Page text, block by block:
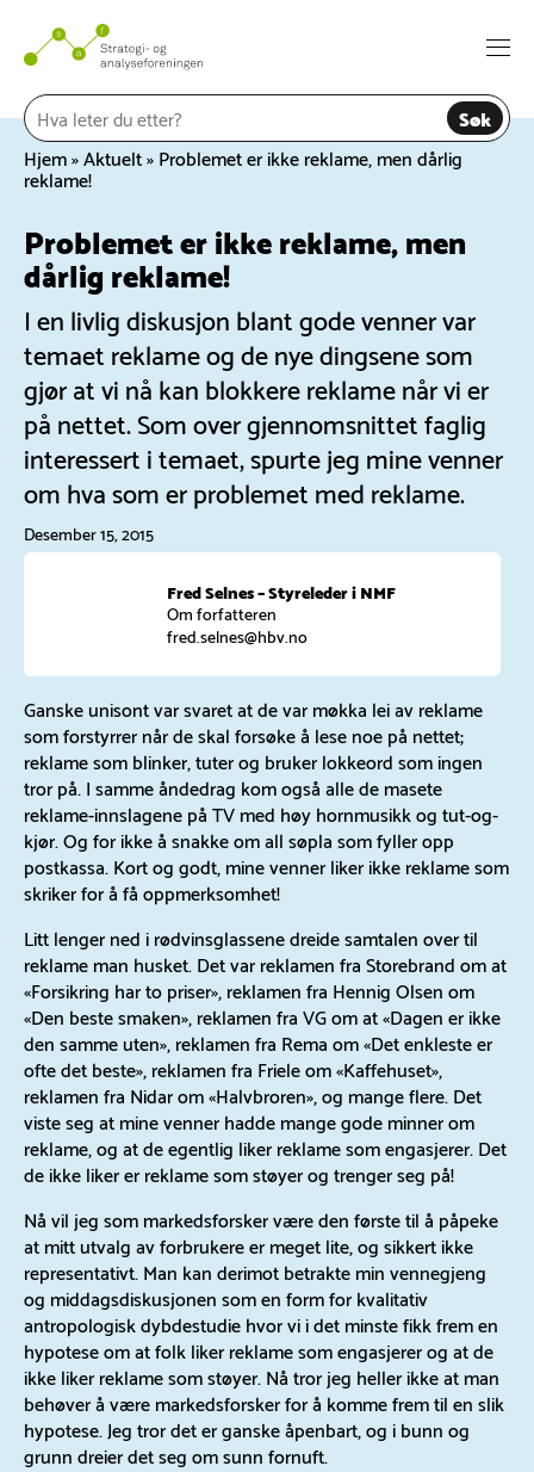
innhold
Søk
Hjem»Aktuelt»Problemet er ikke reklame, men dårlig
reklame!
Problemet er ikke reklame, men
dårlig reklame!
I en livlig diskusjon blant gode venner var
temaet reklame og de nye dingsene som
gjør at vi nå kan blokkere reklame når vi er
på nettet. Som over gjennomsnittet faglig
interessert i temaet, spurte jeg mine venner
om hva som er problemet med reklame.
Desember 15, 2015
Fred Selnes – Styreleder i NMF
Om forfatteren
fred.selnes@hbv.no
Ganske unisont var svaret at de var møkka lei av reklame
som forstyrrer når de skal forsøke å lese noe på nettet;
reklame som blinker, tuter og bruker lokkeord som ingen
tror på. I samme åndedrag kom også alle de masete
reklame-innslagene på TV med høy hornmusikk og tut-og-
kjør. Og for ikke å snakke om all søpla som fyller opp
postkassa. Kort og godt, mine venner liker ikke reklame som
skriker for å få oppmerksomhet!
Litt lenger ned i rødvinsglassene dreide samtalen over til
reklame man husket. Det var reklamen fra Storebrand om at
«Forsikring har to priser», reklamen fra Hennig Olsen om
«Den beste smaken», reklamen fra VG om at «Dagen er ikke
den samme uten», reklamen fra Rema om «Det enkleste er
ofte det beste», reklamen fra Friele om «Kaffehuset»,
reklamen fra Nidar om «Halvbroren», og mange flere. Det
viste seg at mine venner hadde mange gode minner om
reklame, og at de egentlig liker reklame som engasjerer. Det
de ikke liker er reklame som støyer og trenger seg på!
Nå vil jeg som markedsforsker være den første til å påpeke
at mitt utvalg av forbrukere er meget lite, og sikkert ikke
representativt. Man kan derimot betrakte min vennegjeng
og middagsdiskusjonen som en form for kvalitativ
antropologisk dybdestudie hvor vi i det minste fikk frem en
hypotese om at folk liker reklame som engasjerer og at de
ikke liker reklame som støyer. Nå tror jeg heller ikke at man
behøver å være markedsforsker for å komme frem til en slik
hypotese. Jeg tror det er ganske åpenbart, og i bunn og
grunn dreier det seg om sunn fornuft.